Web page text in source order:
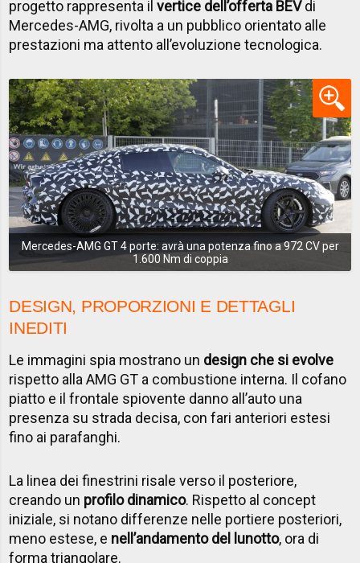
progetto rappresenta ilvertice dell’offerta BEVdi
Mercedes-AMG, rivolta a un pubblico orientato alle
prestazioni ma attento all’evoluzione tecnologica.
Mercedes-AMG GT 4 porte: avrà una potenza fino a 972 CV per
1.600 Nm di coppia
DESIGN, PROPORZIONI E DETTAGLI
INEDITI
Le immagini spia mostrano un design che si evolve
rispetto alla AMG GT a combustione interna. Il cofano
piatto e il frontale spiovente danno all’auto una
presenza su strada decisa, con fari anteriori estesi
fino ai parafanghi.
La linea dei finestrini risale verso il posteriore,
creando un profilo dinamico. Rispetto al concept
iniziale, si notano differenze nelle portiere posteriori,
meno estese, e nell’andamento del lunotto, ora di
forma triangolare.